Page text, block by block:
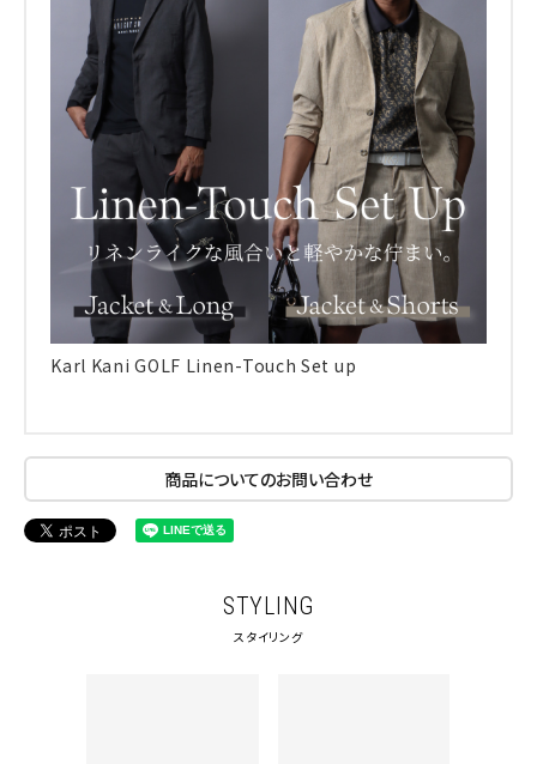
Karl Kani GOLF Linen-Touch Set up
商品についてのお問い合わせ
STYLING
スタイリング